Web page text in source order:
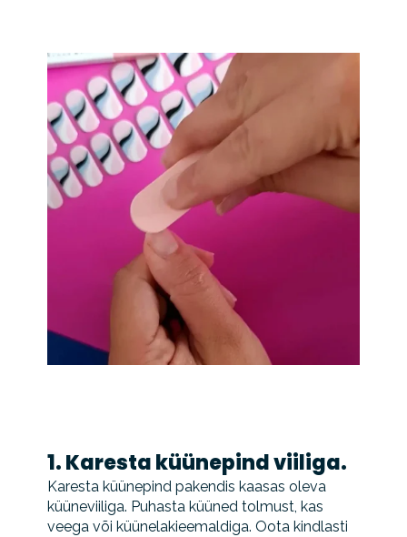
1. Karesta küünepind viiliga.
Karesta küünepind pakendis kaasas oleva
küüneviiliga. Puhasta küüned tolmust, kas
veega või küünelakieemaldiga. Oota kindlasti